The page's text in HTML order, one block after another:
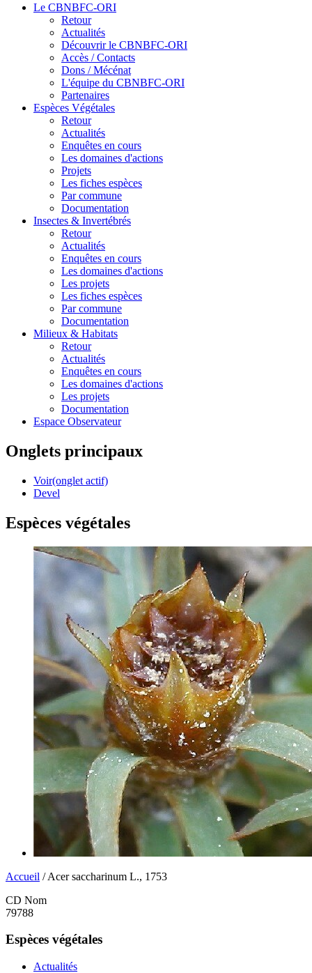
Le CBNBFC-ORI
Retour
Actualités
Découvrir le CBNBFC-ORI
Accès / Contacts
Dons / Mécénat
L'équipe du CBNBFC-ORI
Partenaires
Espèces Végétales
Retour
Actualités
Enquêtes en cours
Les domaines d'actions
Projets
Les fiches espèces
Par commune
Documentation
Insectes & Invertébrés
Retour
Actualités
Enquêtes en cours
Les domaines d'actions
Les projets
Les fiches espèces
Par commune
Documentation
Milieux & Habitats
Retour
Actualités
Enquêtes en cours
Les domaines d'actions
Les projets
Documentation
Espace Observateur
Onglets principaux
Voir(onglet actif)
Devel
Espèces végétales
Accueil / Acer saccharinum L., 1753
CD Nom
79788
Espèces végétales
Actualités